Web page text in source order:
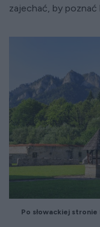
zajechać, by
Po słowackiej